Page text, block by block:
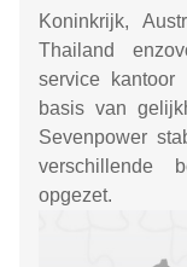
Koninkrijk,
Thailand
service
basis van
Sevenpower
verschillende
opgezet.